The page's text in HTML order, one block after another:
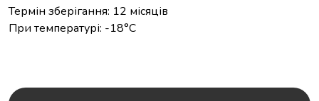
Термін зберігання: 12 місяців
При температурі: -18°С